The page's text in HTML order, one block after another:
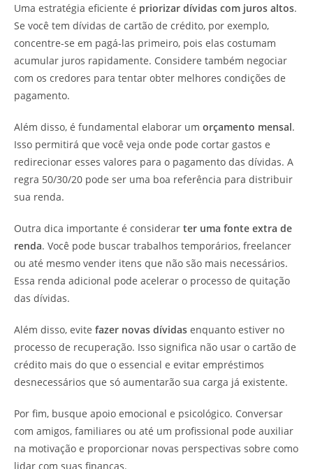
Uma estratégia eficiente é priorizar dívidas com juros altos.
Se você tem dívidas de cartão de crédito, por exemplo,
concentre-se em pagá-las primeiro, pois elas costumam
acumular juros rapidamente. Considere também negociar
com os credores para tentar obter melhores condições de
pagamento.
Além disso, é fundamental elaborar um orçamento mensal.
Isso permitirá que você veja onde pode cortar gastos e
redirecionar esses valores para o pagamento das dívidas. A
regra 50/30/20 pode ser uma boa referência para distribuir
sua renda.
Outra dica importante é considerar ter uma fonte extra de
renda. Você pode buscar trabalhos temporários, freelancer
ou até mesmo vender itens que não são mais necessários.
Essa renda adicional pode acelerar o processo de quitação
das dívidas.
Além disso, evite fazer novas dívidas enquanto estiver no
processo de recuperação. Isso significa não usar o cartão de
crédito mais do que o essencial e evitar empréstimos
desnecessários que só aumentarão sua carga já existente.
Por fim, busque apoio emocional e psicológico. Conversar
com amigos, familiares ou até um profissional pode auxiliar
na motivação e proporcionar novas perspectivas sobre como
lidar com suas finanças.